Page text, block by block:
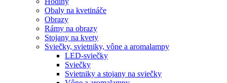
Obaly na kvetináče
Obrazy
Rámy na obrazy
Stojany na kvety
Sviečky, svietniky, vône a aromalampy
LED-sviečky
Sviečky
Svietniky a stojany na sviečky